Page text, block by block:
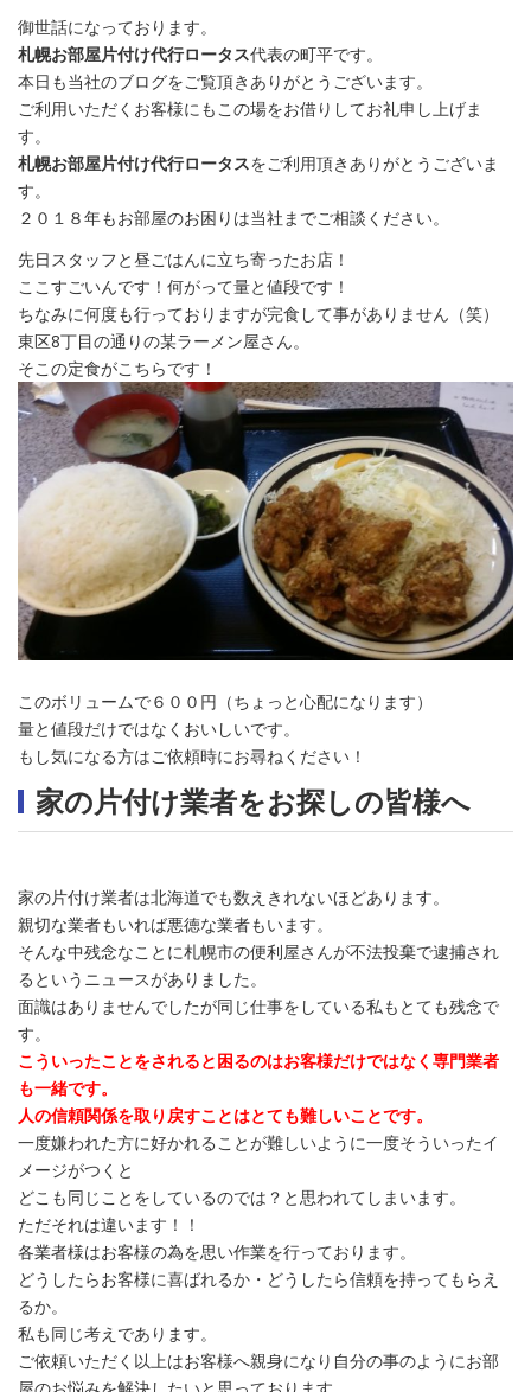
御世話になっております。
札幌お部屋片付け代行ロータス代表の町平です。
本日も当社のブログをご覧頂きありがとうございます。
ご利用いただくお客様にもこの場をお借りしてお礼申し上げま
す。
札幌お部屋片付け代行ロータスをご利用頂きありがとうございま
す。
２０１８年もお部屋のお困りは当社までご相談ください。
先日スタッフと昼ごはんに立ち寄ったお店！
ここすごいんです！何がって量と値段です！
ちなみに何度も行っておりますが完食して事がありません（笑）
東区8丁目の通りの某ラーメン屋さん。
そこの定食がこちらです！
このボリュームで６００円（ちょっと心配になります）
量と値段だけではなくおいしいです。
もし気になる方はご依頼時にお尋ねください！
家の片付け業者をお探しの皆様へ
家の片付け業者は北海道でも数えきれないほどあります。
親切な業者もいれば悪徳な業者もいます。
そんな中残念なことに札幌市の便利屋さんが不法投棄で逮捕され
るというニュースがありました。
面識はありませんでしたが同じ仕事をしている私もとても残念で
す。
こういったことをされると困るのはお客様だけではなく専門業者
も一緒です。
人の信頼関係を取り戻すことはとても難しいことです。
一度嫌われた方に好かれることが難しいように一度そういったイ
メージがつくと
どこも同じことをしているのでは？と思われてしまいます。
ただそれは違います！！
各業者様はお客様の為を思い作業を行っております。
どうしたらお客様に喜ばれるか・どうしたら信頼を持ってもらえ
るか。
私も同じ考えであります。
ご依頼いただく以上はお客様へ親身になり自分の事のようにお部